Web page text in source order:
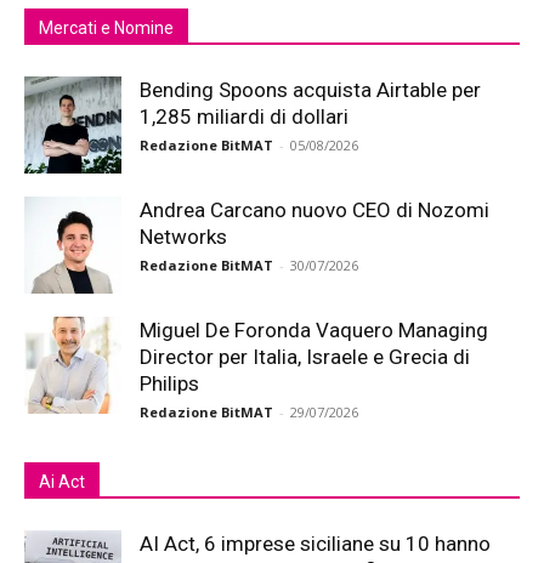
Mercati e Nomine
Bending Spoons acquista Airtable per
1,285 miliardi di dollari
Redazione BitMAT - 05/08/2026
Andrea Carcano nuovo CEO di Nozomi
Networks
Redazione BitMAT - 30/07/2026
Miguel De Foronda Vaquero Managing
Director per Italia, Israele e Grecia di
Philips
Redazione BitMAT - 29/07/2026
Ai Act
AI Act, 6 imprese siciliane su 10 hanno